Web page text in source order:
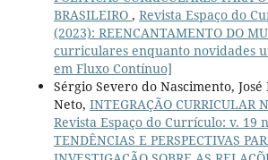
BRASILEIRO , Revista Espaço do
(2023): REENCANTAMENTO DO
curriculares enquanto novidades
em Fluxo Contínuo]
Sérgio Severo do Nascimento,
Neto, INTEGRAÇÃO CURRICULAR
Revista Espaço do Currículo: v. 19
TENDÊNCIAS E PERSPECTIVAS